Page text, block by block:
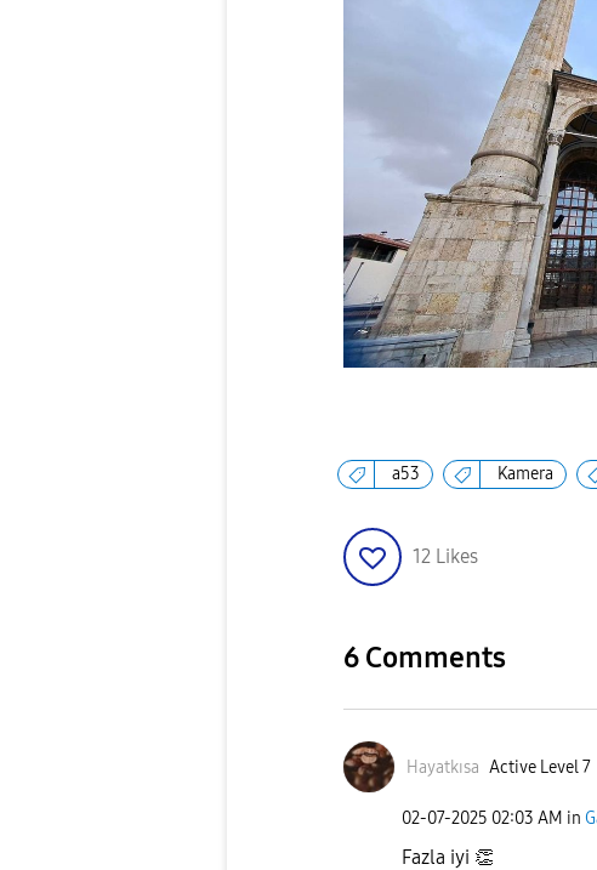
a53 Kamera
12 Likes
6 Comments
Hayatkısa Active Level 7
‎02-07-2025 02:03 AM in
Fazla iyi 👏